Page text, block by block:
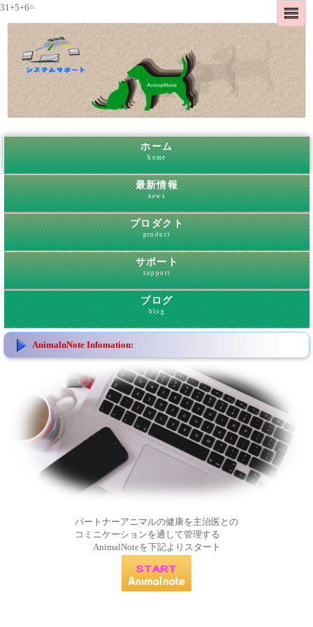
31+5+6=
ホーム
home
最新情報
news
プロダクト
product
サポート
support
ブログ
blog
AnimalnNote Infomation:
パートナーアニマルの健康を主治医との
コミニケーションを通して管理する
AnimalNoteを下記よりスタート